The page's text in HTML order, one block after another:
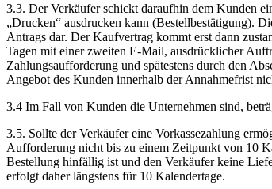
3.3. Der Verkäufer schickt daraufhin dem Kunden
„Drucken“ ausdrucken kann (Bestellbestätigung).
Antrags dar. Der Kaufvertrag kommt erst dann
Tagen mit einer zweiten E-Mail, ausdrücklicher
Zahlungsaufforderung und spätestens durch den
Angebot des Kunden innerhalb der Annahmefrist
3.4 Im Fall von Kunden die Unternehmen sind,
3.5. Sollte der Verkäufer eine Vorkassezahlung
Aufforderung nicht bis zu einem Zeitpunkt von 10
Bestellung hinfällig ist und den Verkäufer keine
erfolgt daher längstens für 10 Kalendertage.